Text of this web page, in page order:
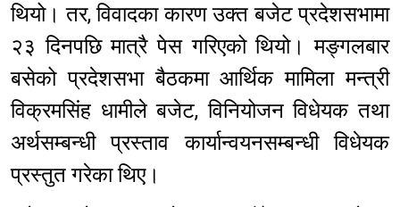
थियो। तर, विवादका कारण उक्त बजेट प्रदेशसभामा
२३ दिनपछि मात्रै पेस गरिएको थियो। मङ्गलबार
बसेको प्रदेशसभा बैठकमा आर्थिक मामिला मन्त्री
विक्रमसिंह धामीले बजेट, विनियोजन विधेयक तथा
अर्थसम्बन्धी प्रस्ताव कार्यान्वयनसम्बन्धी विधेयक
प्रस्तुत गरेका थिए।